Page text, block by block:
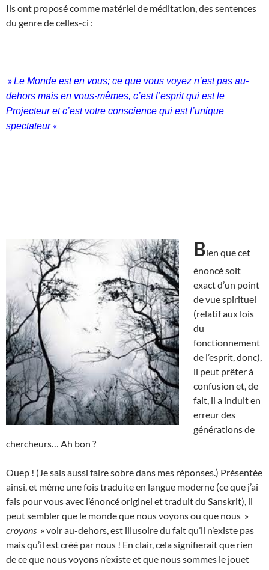
Ils ont proposé comme matériel de méditation, des sentences
du genre de celles-ci :
»Le Monde est en vous; ce que vous voyez n’est pas au-
dehors mais en vous-mêmes, c’est l’esprit qui est le
Projecteur et c’est votre conscience qui est l’unique
spectateur «
Bien que cet
énoncé soit
exact d’un point
de vue spirituel
(relatif aux lois
du
fonctionnement
de l’esprit, donc),
il peut prêter à
confusion et, de
fait, il a induit en
erreur des
générations de
chercheurs… Ah bon ?
Ouep ! (Je sais aussi faire sobre dans mes réponses.) Présentée
ainsi, et même une fois traduite en langue moderne (ce que j’ai
fais pour vous avec l’énoncé originel et traduit du Sanskrit), il
peut sembler que le monde que nous voyons ou que nous »
croyons » voir au-dehors, est illusoire du fait qu’il n’existe pas
mais qu’il est créé par nous ! En clair, cela signifierait que rien
de ce que nous voyons n’existe et que nous sommes le jouet